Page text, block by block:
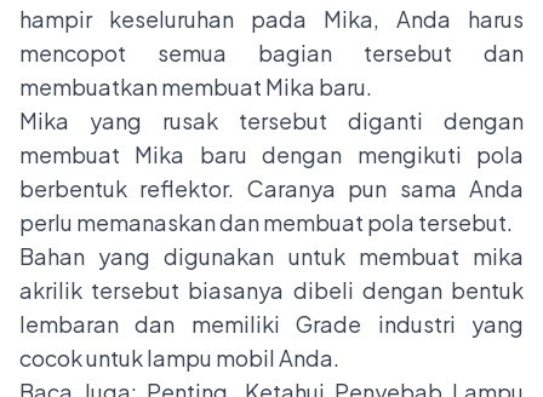
hampir keseluruhan pada Mika, Anda harus
mencopot semua bagian tersebut dan
membuatkan membuat Mika baru.
Mika yang rusak tersebut diganti dengan
membuat Mika baru dengan mengikuti pola
berbentuk reflektor. Caranya pun sama Anda
perlu memanaskan dan membuat pola tersebut.
Bahan yang digunakan untuk membuat mika
akrilik tersebut biasanya dibeli dengan bentuk
lembaran dan memiliki Grade industri yang
cocok untuk lampu mobil Anda.